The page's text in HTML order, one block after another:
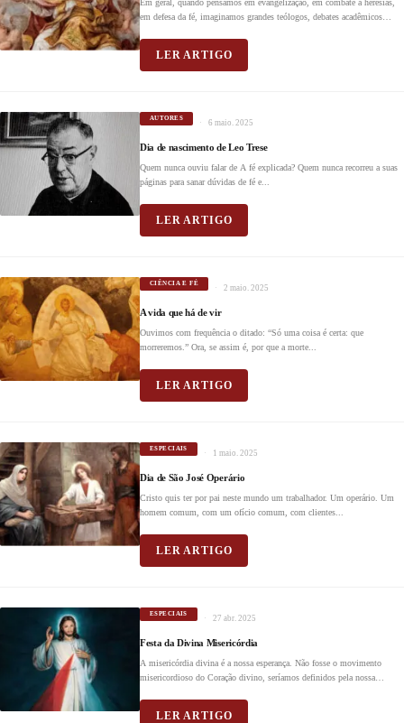
Em geral, quando pensamos em evangelização, em combate a heresias,
em defesa da fé, imaginamos grandes teólogos, debates acadêmicos
LER ARTIGO
AUTORES 6 maio. 2025
Dia de nascimento de Leo Trese
Quem nunca ouviu falar de A fé explicada? Quem nunca recorreu a suas
páginas para sanar dúvidas de fé e...
LER ARTIGO
CIÊNCIA E FÉ 2 maio. 2025
A vida que há de vir
Ouvimos com frequência o ditado: “Só uma coisa é certa: que
morreremos.” Ora, se assim é, por que a morte...
LER ARTIGO
ESPECIAIS 1 maio. 2025
Dia de São José Operário
Cristo quis ter por pai neste mundo um trabalhador. Um operário. Um
homem comum, com um ofício comum, com clientes...
LER ARTIGO
ESPECIAIS 27 abr. 2025
Festa da Divina Misericórdia
A misericórdia divina é a nossa esperança. Não fosse o movimento
misericordioso do Coração divino, seríamos definidos pela nossa
LER ARTIGO